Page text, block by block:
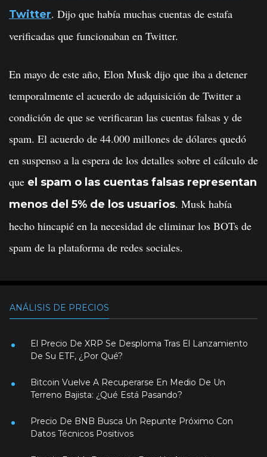
Twitter. Dijo que había muchas cuentas de estafa
verificadas que funcionaban en Twitter.
En mayo de este año, Elon Musk dijo que iba a detener
temporalmente el acuerdo de adquisición de Twitter a
condición de que se verificaran las cuentas falsas y de
spam. El acuerdo de 44.000 millones de dólares quedó
en suspenso a la espera de los detalles sobre el cálculo de
que el spam o las cuentas falsas representan
menos del 5% de los usuarios. Musk había
hecho hincapié en la necesidad de eliminar los BOTs de
spam de la plataforma de redes sociales.
ANÁLISIS DE PRECIOS
El Precio De XRP Se Desploma Tras El Lanzamiento
De Su ETF, ¿Por Qué?
Bitcoin Vuelve A Recuperarse En Medio De Un
Terreno Bajista: ¿Qué Está Pasando?
Precio De BNB Busca Un Repunte Próximo Con
Datos Técnicos Positivos